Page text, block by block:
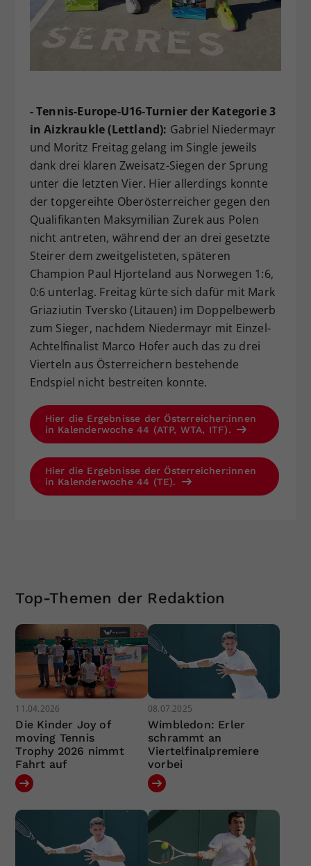
- Tennis-Europe-U16-Turnier der Kategorie 3
in Aizkraukle (Lettland): Gabriel Niedermayr
und Moritz Freitag gelang im Single jeweils
dank drei klaren Zweisatz-Siegen der Sprung
unter die letzten Vier. Hier allerdings konnte
der topgereihte Oberösterreicher gegen den
Qualifikanten Maksymilian Zurek aus Polen
nicht antreten, während der an drei gesetzte
Steirer dem zweitgelisteten, späteren
Champion Paul Hjorteland aus Norwegen 1:6,
0:6 unterlag. Freitag kürte sich dafür mit Mark
Griaziutin Tversko (Litauen) im Doppelbewerb
zum Sieger, nachdem Niedermayr mit Einzel-
Achtelfinalist Marco Hofer auch das zu drei
Vierteln aus Österreichern bestehende
Endspiel nicht bestreiten konnte.
Hier die Ergebnisse der Österreicher:innen
in Kalenderwoche 44 (ATP, WTA, ITF).
Hier die Ergebnisse der Österreicher:innen
in Kalenderwoche 44 (TE).
Top-Themen der Redaktion
11.04.2026
Die Kinder Joy of
moving Tennis
Trophy 2026 nimmt
Fahrt auf
08.07.2025
Wimbledon: Erler
schrammt an
Viertelfinalpremiere
vorbei